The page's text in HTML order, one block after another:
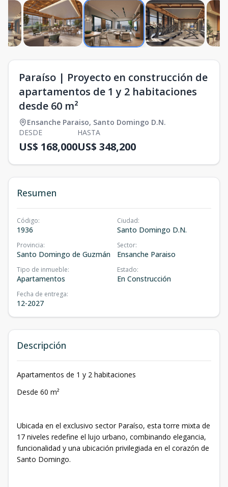
Paraíso | Proyecto en construcción de
apartamentos de 1 y 2 habitaciones
desde 60 m²
Ensanche Paraiso, Santo Domingo D.N.
DESDE
US$ 168,000
HASTA
US$ 348,200
Resumen
Código:
1936
Ciudad:
Santo Domingo D.N.
Provincia:
Santo Domingo de Guzmán
Sector:
Ensanche Paraiso
Tipo de inmueble:
Apartamentos
Estado:
En Construcción
Fecha de entrega:
12-2027
Descripción
Apartamentos de 1 y 2 habitaciones
Desde 60 m²
Ubicada en el exclusivo sector Paraíso, esta torre mixta de
17 niveles redefine el lujo urbano, combinando elegancia,
funcionalidad y una ubicación privilegiada en el corazón de
Santo Domingo.